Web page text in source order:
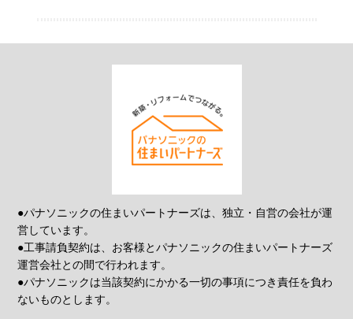
●パナソニックの住まいパートナーズは、独立・自営の会社が運
営しています。
●工事請負契約は、お客様とパナソニックの住まいパートナーズ
運営会社との間で行われます。
●パナソニックは当該契約にかかる一切の事項につき責任を負わ
ないものとします。